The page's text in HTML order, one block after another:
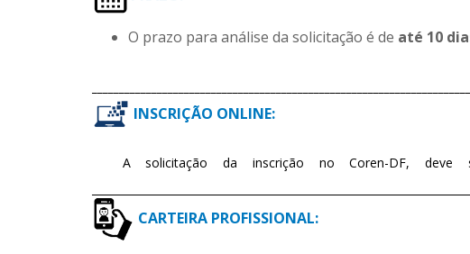
O prazo para análise da solicitação é de até 10
INSCRIÇÃO ONLINE:
A solicitação da inscrição no Coren-DF,
CARTEIRA PROFISSIONAL: